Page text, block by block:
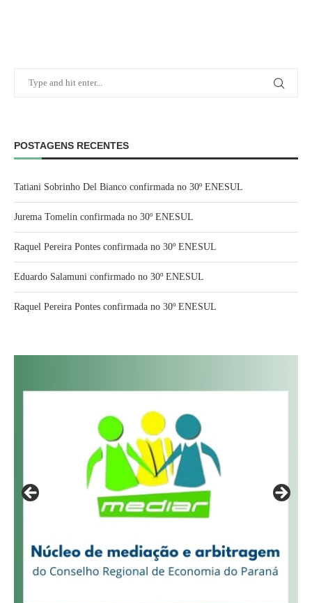
POSTAGENS RECENTES
Tatiani Sobrinho Del Bianco confirmada no 30º ENESUL
Jurema Tomelin confirmada no 30º ENESUL
Raquel Pereira Pontes confirmada no 30º ENESUL
Eduardo Salamuni confirmado no 30º ENESUL
Raquel Pereira Pontes confirmada no 30º ENESUL